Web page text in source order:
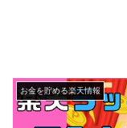
お金を貯める楽天情報